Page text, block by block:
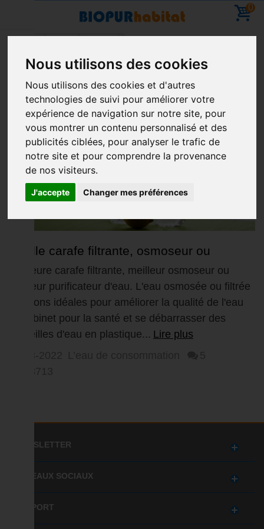
Nous utilisons des cookies
Nous utilisons des cookies et d'autres
technologies de suivi pour améliorer votre
expérience de navigation sur notre site, pour
vous montrer un contenu personnalisé et des
publicités ciblées, pour analyser le trafic de
notre site et pour comprendre la provenance
de nos visiteurs.
J'accepte Changer mes préférences
0
livraisons le 11 Aout
ARCHIVE POUR 2022
Quelle carafe filtrante, osmoseur ou
purificateur d'eau choisir ?
Meilleure carafe filtrante, meilleur osmoseur ou
meilleur purificateur d'eau. L'eau osmosée ou filtrée
solutions idéales pour améliorer la qualité de l'eau
du robinet pour la santé et se débarrasser des
bouteilles d'eau en plastique... Lire plus
NEWSLETTER
RÉSEAUX SOCIAUX
SUPPORT